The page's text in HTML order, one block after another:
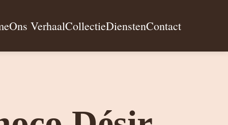
Ons VerhaalCollectieDienstenContact